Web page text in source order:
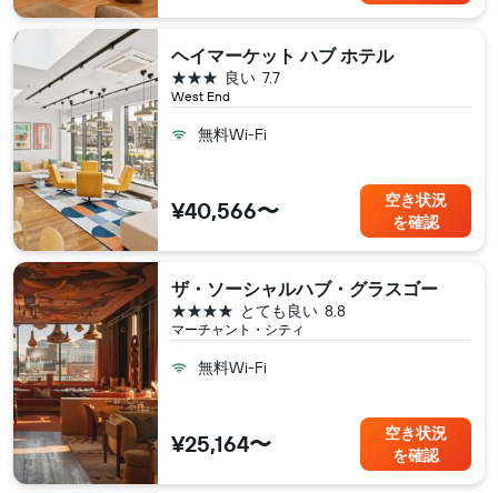
ヘイマーケット ハブ ホテル
West End
7.7
良い
3つ星
無料Wi-Fi
¥40,566〜
空き状況
を確認
ザ・ソーシャルハブ・グラスゴー
マーチャント・シティ
8.8
とても良い
4つ星
無料Wi-Fi
¥25,164〜
空き状況
を確認